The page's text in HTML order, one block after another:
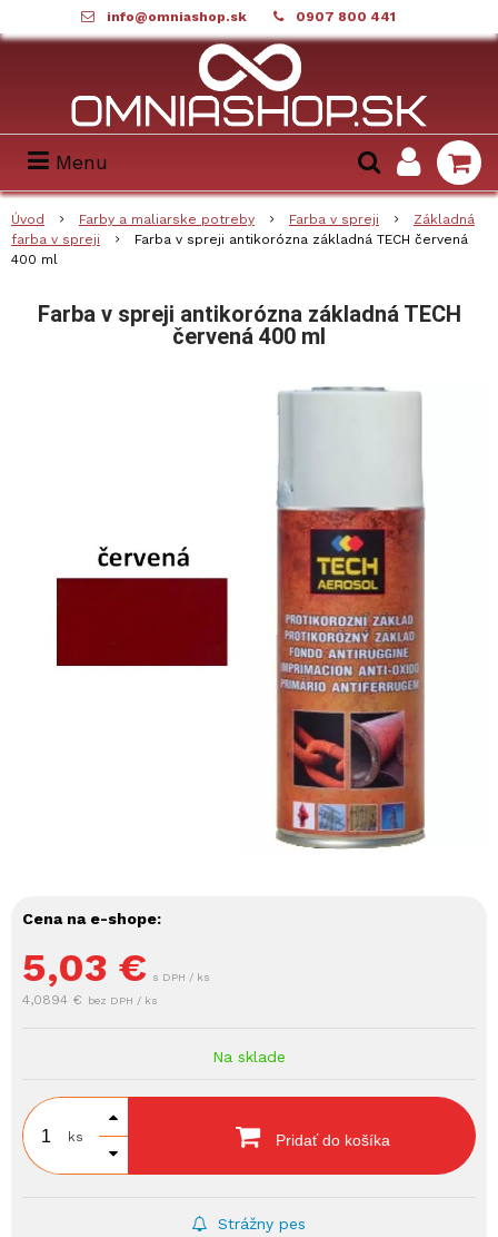
info@omniashop.sk 0907 800 441
Menu
Úvod Farby a maliarske potreby Farba v spreji
Základná
farba v spreji
Farba v spreji antikorózna základná TECH červená
400 ml
Farba v spreji antikorózna základná TECH
červená 400 ml
Cena na e-shope:
5,03 € s DPH / ks
4,0894 € bez DPH / ks
Na sklade
ks Pridať do košíka
Strážny pes